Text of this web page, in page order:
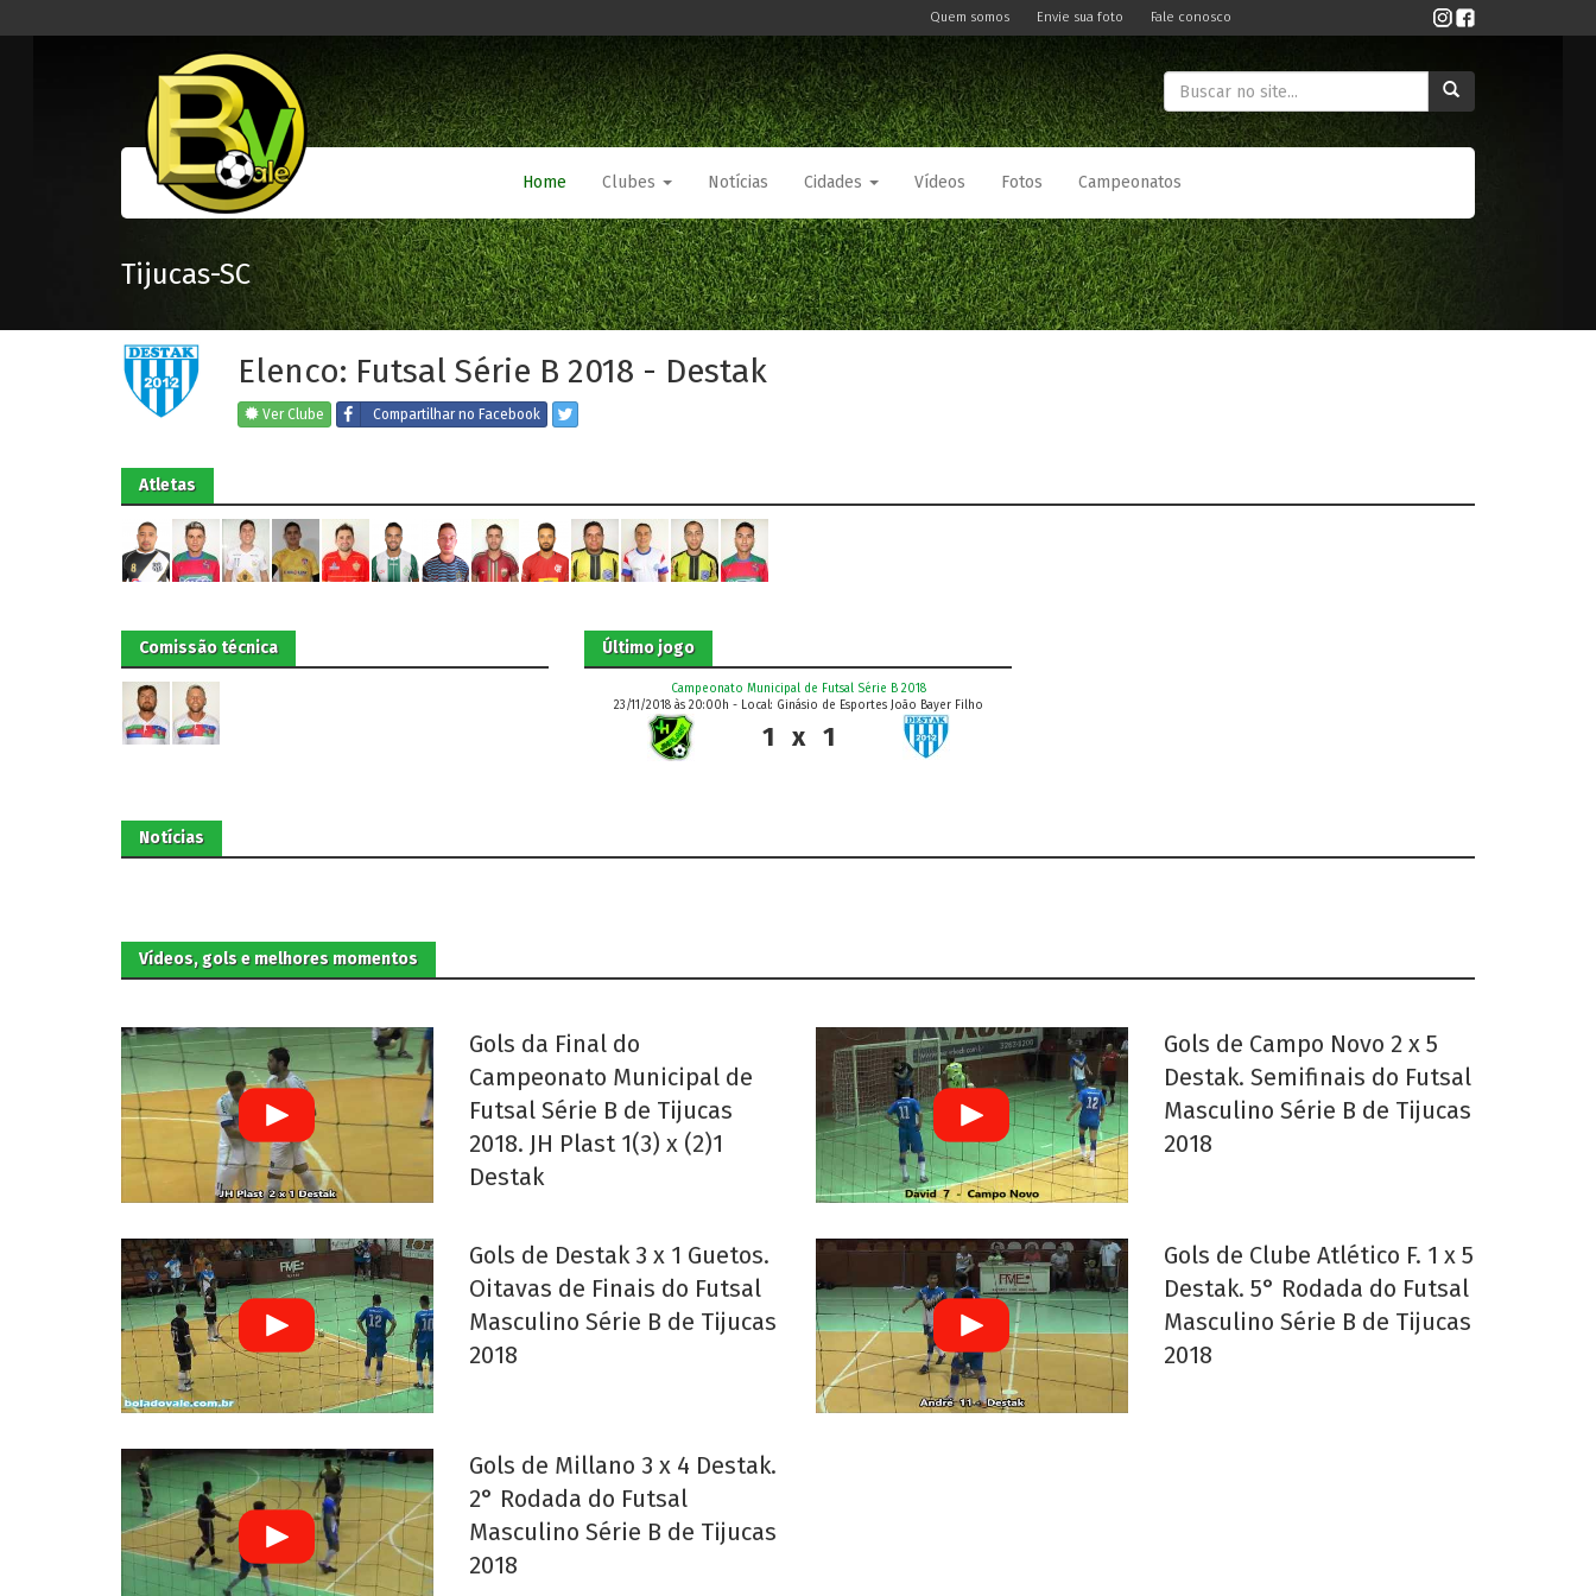
Quem somos Envie sua foto Fale conosco
Home Clubes Notícias Cidades Vídeos Fotos Campeonatos
Tijucas-SC
Elenco: Futsal Série B 2018 - Destak
Ver Clube Compartilharno Facebook
Atletas
Comissão técnica Último jogo
Campeonato Municipal de Futsal Série B 2018
23/11/2018 às 20:00h - Local: Ginásio de Esportes João Bayer Filho
1 x 1
Notícias
Vídeos, gols e melhores momentos
Gols da Final do
Campeonato Municipal de
Futsal Série B de Tijucas
2018. JH Plast 1(3) x (2)1
Destak
Gols de Campo Novo 2 x 5
Destak. Semifinais do Futsal
Masculino Série B de Tijucas
2018
Gols de Destak 3 x 1 Guetos.
Oitavas de Finais do Futsal
Masculino Série B de Tijucas
2018
Gols de Clube Atlético F. 1 x 5
Destak. 5° Rodada do Futsal
Masculino Série B de Tijucas
2018
Gols de Millano 3 x 4 Destak.
2° Rodada do Futsal
Masculino Série B de Tijucas
2018